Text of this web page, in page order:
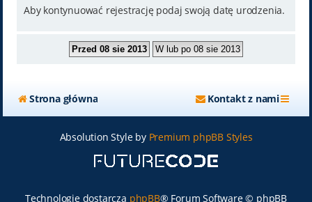
Aby kontynuować rejestrację podaj swoją datę urodzenia.
Strona główna Kontakt z nami
Absolution Style by Premium phpBB Styles
Technologię dostarcza phpBB® Forum Software © phpBB